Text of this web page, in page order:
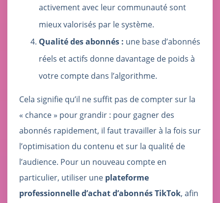
activement avec leur communauté sont
mieux valorisés par le système.
Qualité des abonnés : une base d’abonnés
réels et actifs donne davantage de poids à
votre compte dans l’algorithme.
Cela signifie qu’il ne suffit pas de compter sur la
« chance » pour grandir : pour gagner des
abonnés rapidement, il faut travailler à la fois sur
l’optimisation du contenu et sur la qualité de
l’audience. Pour un nouveau compte en
particulier, utiliser une plateforme
professionnelle d’achat d’abonnés TikTok, afin